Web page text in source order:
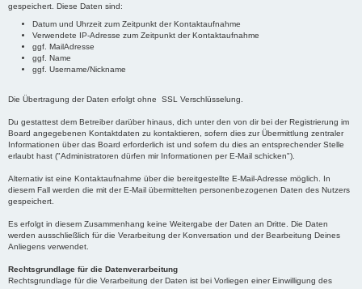
gespeichert. Diese Daten sind:
Datum und Uhrzeit zum Zeitpunkt der Kontaktaufnahme
Verwendete IP-Adresse zum Zeitpunkt der Kontaktaufnahme
ggf. MailAdresse
ggf. Name
ggf. Username/Nickname
Die Übertragung der Daten erfolgt ohne SSL Verschlüsselung.
Du gestattest dem Betreiber darüber hinaus, dich unter den von dir bei der Registrierung im
Board angegebenen Kontaktdaten zu kontaktieren, sofern dies zur Übermittlung zentraler
Informationen über das Board erforderlich ist und sofern du dies an entsprechender Stelle
erlaubt hast ("Administratoren dürfen mir Informationen per E-Mail schicken").
Alternativ ist eine Kontaktaufnahme über die bereitgestellte E-Mail-Adresse möglich. In
diesem Fall werden die mit der E-Mail übermittelten personenbezogenen Daten des Nutzers
gespeichert.
Es erfolgt in diesem Zusammenhang keine Weitergabe der Daten an Dritte. Die Daten
werden ausschließlich für die Verarbeitung der Konversation und der Bearbeitung Deines
Anliegens verwendet.
Rechtsgrundlage für die Datenverarbeitung
Rechtsgrundlage für die Verarbeitung der Daten ist bei Vorliegen einer Einwilligung des